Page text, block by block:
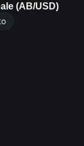
(AB/USD)